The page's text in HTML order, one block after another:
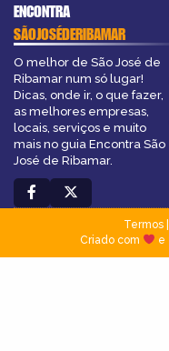
ENCONTRA
SÃOJOSÉDERIBAMAR
O melhor de São José de
Ribamar num só lugar!
Dicas, onde ir, o que fazer,
as melhores empresas,
locais, serviços e muito
mais no guia Encontra São
José de Ribamar.
Termos|
Criado com
e